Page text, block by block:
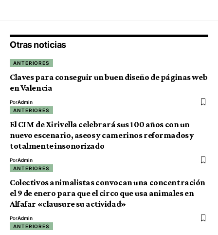
Otras noticias
ANTERIORES
Claves para conseguir un buen diseño de páginas web
en Valencia
PorAdmin
ANTERIORES
El CIM de Xirivella celebrará sus 100 años con un
nuevo escenario, aseos y camerinos reformados y
totalmente insonorizado
PorAdmin
ANTERIORES
Colectivos animalistas convocan una concentración
el 9 de enero para que el circo que usa animales en
Alfafar «clausure su actividad»
PorAdmin
ANTERIORES